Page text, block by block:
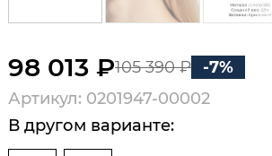
98 013 ₽105 390 ₽
-7%
Артикул: 0201947-00002
В другом варианте: